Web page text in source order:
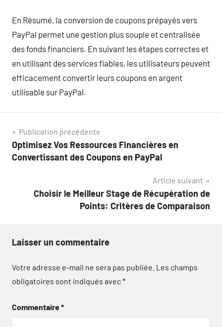
En Résumé, la conversion de coupons prépayés vers
PayPal permet une gestion plus souple et centralisée
des fonds financiers. En suivant les étapes correctes et
en utilisant des services fiables, les utilisateurs peuvent
efficacement convertir leurs coupons en argent
utilisable sur PayPal.
Navigation
de
Publication précédente
Optimisez Vos Ressources Financières en
Convertissant des Coupons en PayPal
Article suivant
Choisir le Meilleur Stage de Récupération de
Points: Critères de Comparaison
Laisser un commentaire
Votre adresse e-mail ne sera pas publiée. Les champs
obligatoires sont indiqués avec*
Commentaire*